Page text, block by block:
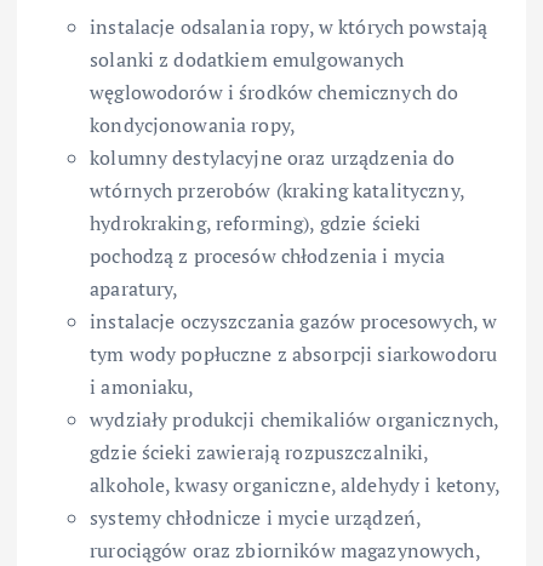
instalacje odsalania ropy, w których powstają
solanki z dodatkiem emulgowanych
węglowodorów i środków chemicznych do
kondycjonowania ropy,
kolumny destylacyjne oraz urządzenia do
wtórnych przerobów (kraking katalityczny,
hydrokraking, reforming), gdzie ścieki
pochodzą z procesów chłodzenia i mycia
aparatury,
instalacje oczyszczania gazów procesowych, w
tym wody popłuczne z absorpcji siarkowodoru
i amoniaku,
wydziały produkcji chemikaliów organicznych,
gdzie ścieki zawierają rozpuszczalniki,
alkohole, kwasy organiczne, aldehydy i ketony,
systemy chłodnicze i mycie urządzeń,
rurociągów oraz zbiorników magazynowych,